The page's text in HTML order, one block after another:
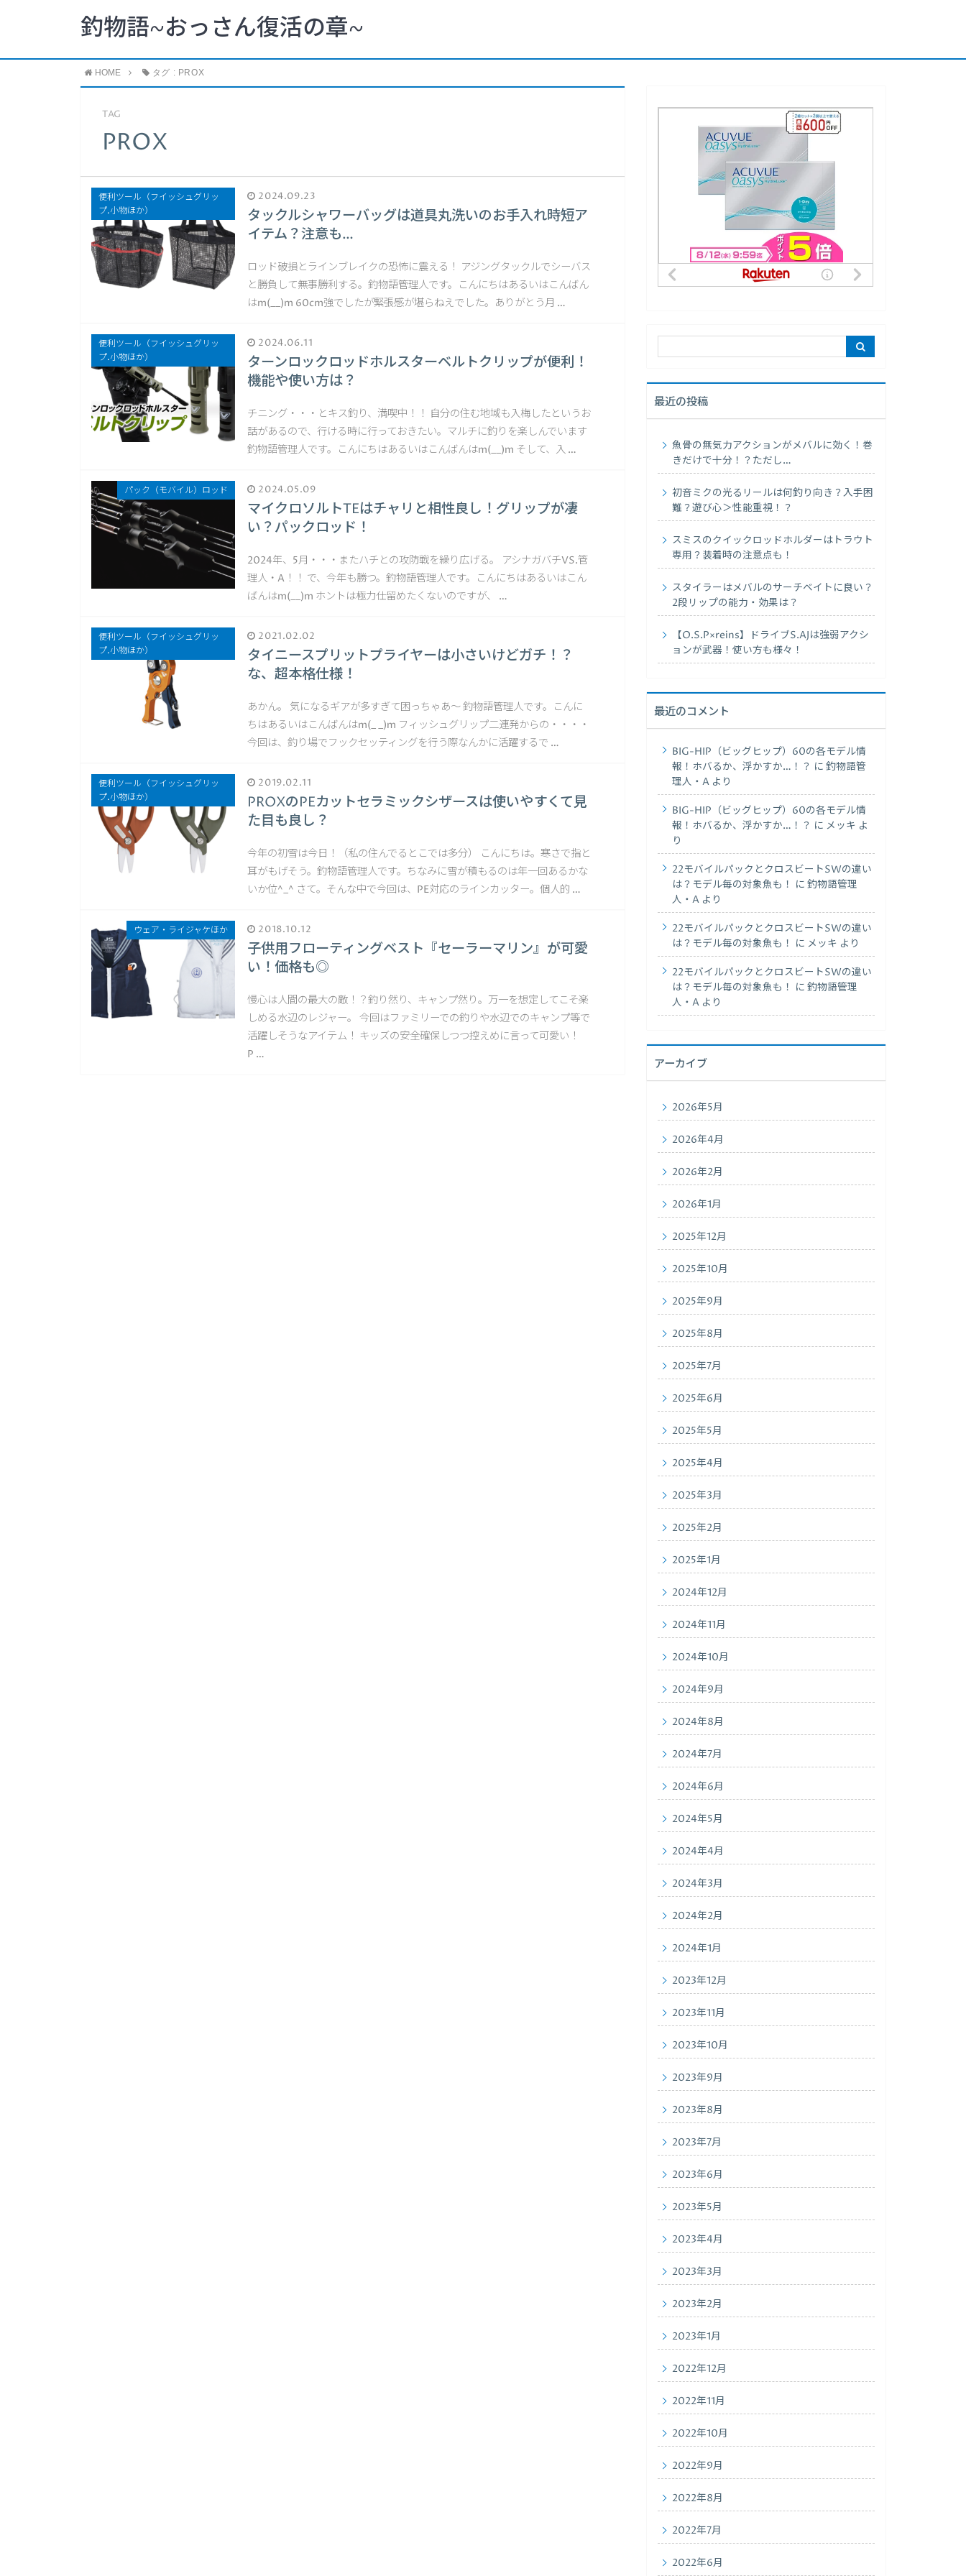
釣物語~おっさん復活の章~
HOME タグ : PROX
TAG
PROX
便利ツール（フイッシュグリッ
プ.小物ほか）
2024.09.23
タックルシャワーバッグは道具丸洗いのお手入れ時短ア
イテム？注意も…
ロッド破損とラインブレイクの恐怖に震える！ アジングタックルでシーバス
と勝負して無事勝利する。釣物語管理人です。こんにちはあるいはこんばん
はm(__)m 60cm強でしたが緊張感が堪らねえでした。ありがとう月 …
便利ツール（フイッシュグリッ
プ.小物ほか）
2024.06.11
ターンロックロッドホルスターベルトクリップが便利！
機能や使い方は？
チニング・・・とキス釣り、満喫中！！ 自分の住む地域も入梅したというお
話があるので、行ける時に行っておきたい。マルチに釣りを楽しんでいます
釣物語管理人です。こんにちはあるいはこんばんはm(__)m そして、入 …
パック（モバイル）ロッド 2024.05.09
マイクロソルトTEはチャリと相性良し！グリップが凄
い？パックロッド！
2024年、5月・・・またハチとの攻防戦を繰り広げる。 アシナガバチVS.管
理人・A！！ で、今年も勝つ。釣物語管理人です。こんにちはあるいはこん
ばんはm(__)m ホントは極力仕留めたくないのですが、 …
便利ツール（フイッシュグリッ
プ.小物ほか）
2021.02.02
タイニースプリットプライヤーは小さいけどガチ！？
な、超本格仕様！
あかん。 気になるギアが多すぎて困っちゃあ〜 釣物語管理人です。こんに
ちはあるいはこんばんはm(_ _)m フィッシュグリップ二連発からの・・・・
今回は、釣り場でフックセッティングを行う際なんかに活躍するで …
便利ツール（フイッシュグリッ
プ.小物ほか）
2019.02.11
PROXのPEカットセラミックシザースは使いやすくて見
た目も良し？
今年の初雪は今日！（私の住んでるとこでは多分） こんにちは。寒さで指と
耳がもげそう。釣物語管理人です。ちなみに雪が積もるのは年一回あるかな
いか位^_^ さて。そんな中で今回は、PE対応のラインカッター。個人的 …
ウェア・ライジャケほか 2018.10.12
子供用フローティングベスト『セーラーマリン』が可愛
い！価格も◎
慢心は人間の最大の敵！？釣り然り、キャンプ然り。万一を想定してこそ楽
しめる水辺のレジャー。 今回はファミリーでの釣りや水辺でのキャンプ等で
活躍しそうなアイテム！ キッズの安全確保しつつ控えめに言って可愛い！
P …
最近の投稿
魚骨の無気力アクションがメバルに効く！巻
きだけで十分！？ただし…
初音ミクの光るリールは何釣り向き？入手困
難？遊び心＞性能重視！？
スミスのクイックロッドホルダーはトラウト
専用？装着時の注意点も！
スタイラーはメバルのサーチベイトに良い？
2段リップの能力・効果は？
【O.S.P×reins】ドライブS.AJは強弱アクシ
ョンが武器！使い方も様々！
最近のコメント
BIG-HIP（ビッグヒップ）60の各モデル情
報！ホバるか、浮かすか…！？ に釣物語管
理人・A より
BIG-HIP（ビッグヒップ）60の各モデル情
報！ホバるか、浮かすか…！？ に メッキ よ
り
22モバイルパックとクロスビートSWの違い
は？モデル毎の対象魚も！
に釣物語管理
人・A より
22モバイルパックとクロスビートSWの違い
は？モデル毎の対象魚も！
に メッキ より
22モバイルパックとクロスビートSWの違い
は？モデル毎の対象魚も！
に釣物語管理
人・A より
アーカイブ
2026年5月
2026年4月
2026年2月
2026年1月
2025年12月
2025年10月
2025年9月
2025年8月
2025年7月
2025年6月
2025年5月
2025年4月
2025年3月
2025年2月
2025年1月
2024年12月
2024年11月
2024年10月
2024年9月
2024年8月
2024年7月
2024年6月
2024年5月
2024年4月
2024年3月
2024年2月
2024年1月
2023年12月
2023年11月
2023年10月
2023年9月
2023年8月
2023年7月
2023年6月
2023年5月
2023年4月
2023年3月
2023年2月
2023年1月
2022年12月
2022年11月
2022年10月
2022年9月
2022年8月
2022年7月
2022年6月